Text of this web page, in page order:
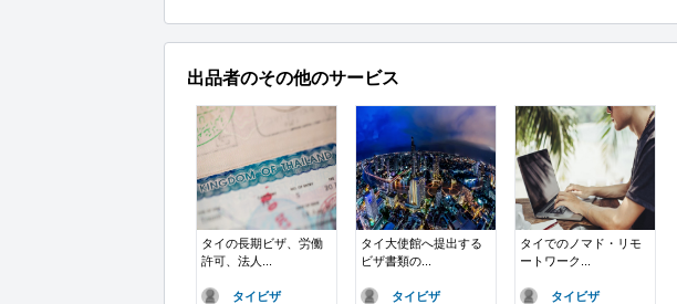
出品者のその他のサービス
タイの長期ビザ、労働
許可、法人...
タイビザ
タイ大使館へ提出する
ビザ書類の...
タイビザ
タイでのノマド・リモ
ートワーク...
タイビザ